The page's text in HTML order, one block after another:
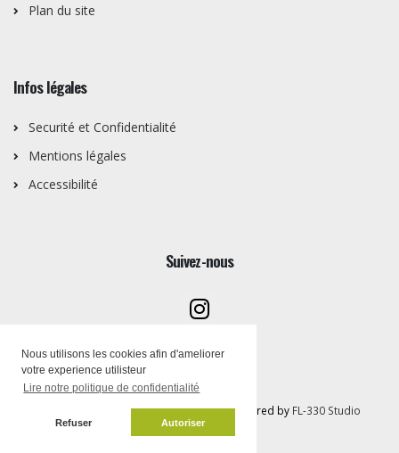
Nous utilisons les cookies afin d'ameliorer
votre experience utilisteur
Lire notre politique de confidentialité
Refuser Autoriser
Plan du site
Infos légales
Securité et Confidentialité
Mentions légales
Accessibilité
Suivez-nous
Copyright © Artothèque PEMB 2026 | Powered by FL-330 Studio